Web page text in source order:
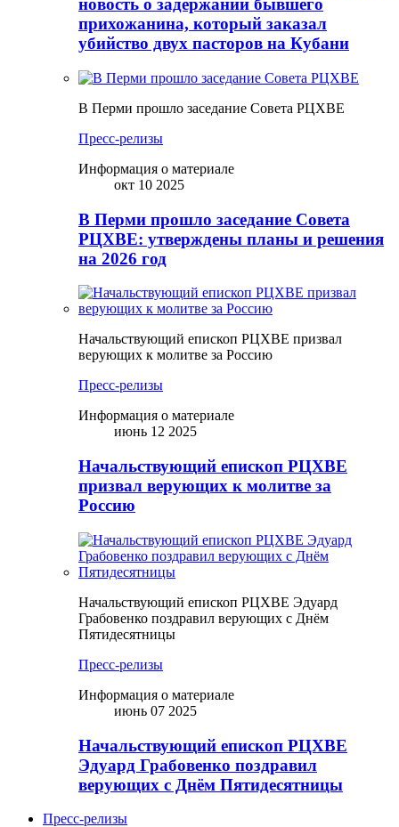
новость о задержании бывшего
прихожанина, который заказал
убийство двух пасторов на Кубани
В Перми прошло заседание Совета РЦХВЕ
Пресс-релизы
Информация о материале
окт 10 2025
В Перми прошло заседание Совета
РЦХВЕ: утверждены планы и решения
на 2026 год
Начальствующий епископ РЦХВЕ призвал
верующих к молитве за Россию
Пресс-релизы
Информация о материале
июнь 12 2025
Начальствующий епископ РЦХВЕ
призвал верующих к молитве за
Россию
Начальствующий епископ РЦХВЕ Эдуард
Грабовенко поздравил верующих с Днём
Пятидесятницы
Пресс-релизы
Информация о материале
июнь 07 2025
Начальствующий епископ РЦХВЕ
Эдуард Грабовенко поздравил
верующих с Днём Пятидесятницы
Пресс-релизы